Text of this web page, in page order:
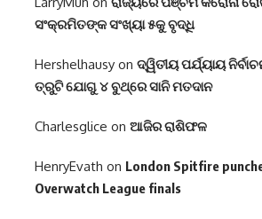
ସଂକ୍ରମିତଙ୍କ ସଂଖ୍ୟା ୫କୁ ବୃଦ୍ଧି
Hershelhausy on ଦ୍ୱିତୀୟ ପର୍ଯ୍ୟାୟ
ତ୍ରୁଟି ଯୋଗୁ ୪ ବୁଥ୍‌ରେ ସାନି ମତଦାନ
Charlesglice on ଆଜିର ରାଶିଫଳ
HenryEvath on London Spitfire
Overwatch League finals